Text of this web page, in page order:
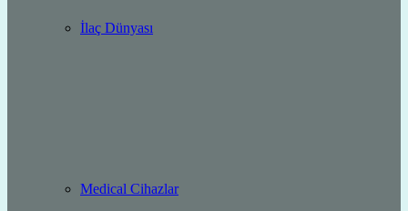
İlaç Dünyası
Medical Cihazlar